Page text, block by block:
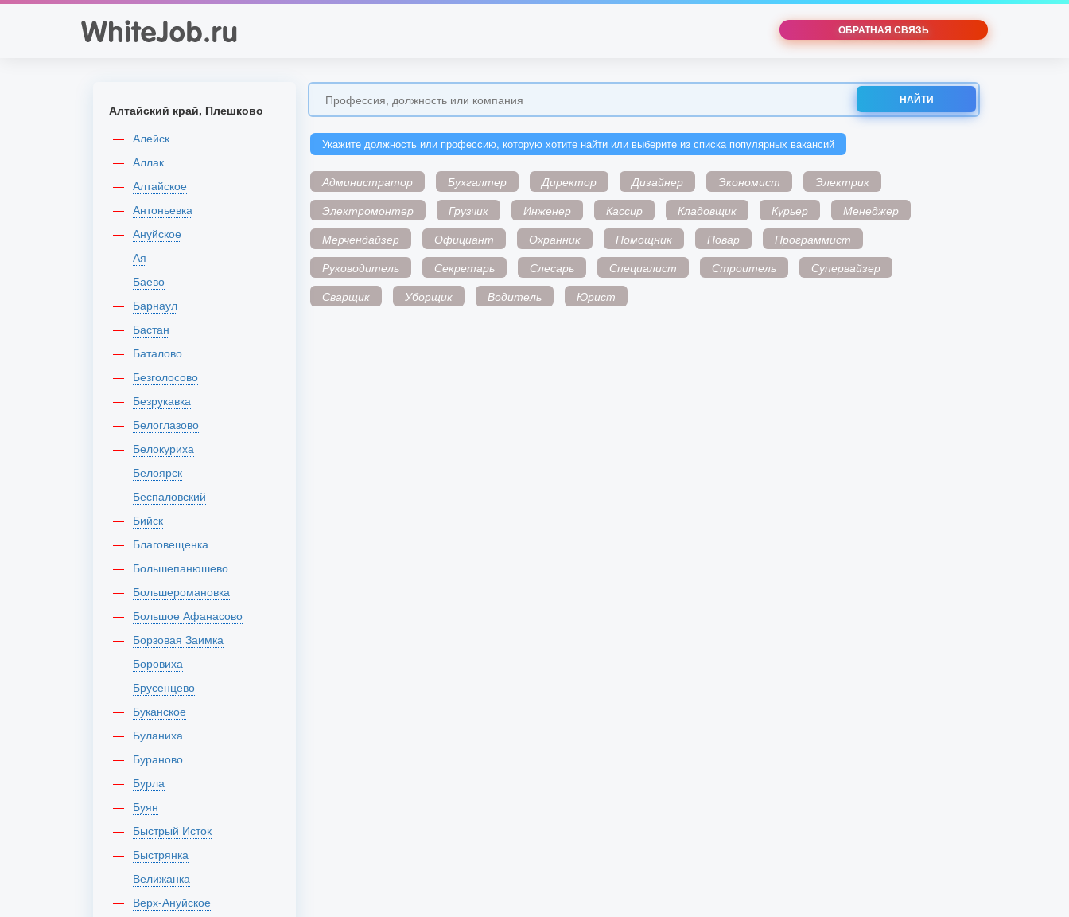
ОБРАТНАЯ СВЯЗЬ
НАЙТИ
Укажите должность или профессию, которую хотите найти или выберите из списка популярных вакансий
Администратор Бухгалтер Директор Дизайнер Экономист
Электрик
Электромонтер
Грузчик Инженер Кассир Кладовщик Курьер
Менеджер
Мерчендайзер
Официант Охранник Помощник Повар
Программист
Руководитель
Секретарь Слесарь Специалист Строитель
Супервайзер
Сварщик
Уборщик Водитель Юрист
Алтайский край, Плешково
Алейск
Аллак
Алтайское
Антоньевка
Ануйское
Ая
Баево
Барнаул
Бастан
Баталово
Безголосово
Безрукавка
Белоглазово
Белокуриха
Белоярск
Беспаловский
Бийск
Благовещенка
Большепанюшево
Большеромановка
Большое Афанасово
Борзовая Заимка
Боровиха
Брусенцево
Буканское
Буланиха
Бураново
Бурла
Буян
Быстрый Исток
Быстрянка
Велижанка
Верх-Ануйское